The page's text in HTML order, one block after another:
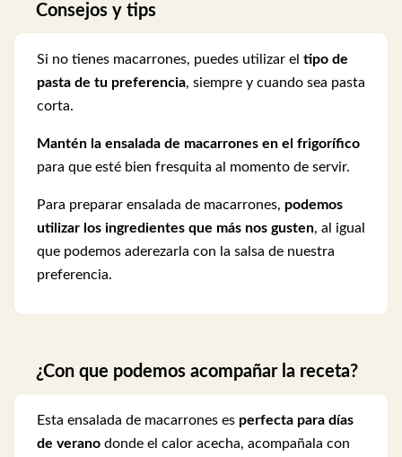
Consejos y tips
Si no tienes macarrones, puedes utilizar el tipo de
pasta de tu preferencia, siempre y cuando sea pasta
corta.
Mantén la ensalada de macarrones en el frigorífico
para que esté bien fresquita al momento de servir.
Para preparar ensalada de macarrones, podemos
utilizar los ingredientes que más nos gusten, al igual
que podemos aderezarla con la salsa de nuestra
preferencia.
¿Con que podemos acompañar la receta?
Esta ensalada de macarrones es perfecta para días
de verano donde el calor acecha, acompañala con